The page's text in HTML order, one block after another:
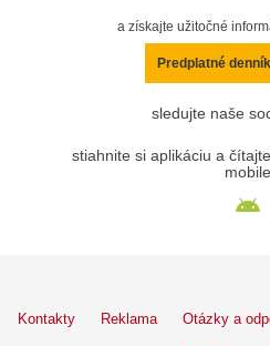
a získajte užitočné
Predplatné
sledujte naše
stiahnite si aplikáciu a
mobile
Kontakty Reklama Otázky a